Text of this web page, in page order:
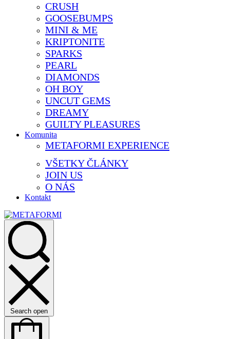
CRUSH
GOOSEBUMPS
MINI & ME
KRIPTONITE
SPARKS
PEARL
DIAMONDS
OH BOY
UNCUT GEMS
DREAMY
GUILTY PLEASURES
Komunita
METAFORMI EXPERIENCE
VŠETKY ČLÁNKY
JOIN US
O NÁS
Kontakt
Search open